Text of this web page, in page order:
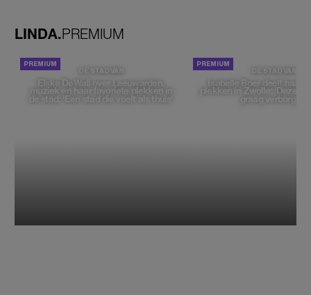
LINDA.PREMIUM
DE STAD VAN
Elske DeWall over Leeuwarden,
muziek en haar favoriete plekken in
de stad: 'Een stad die voelt als thuis'
DE STAD VAN
Isabelle Boer deelt haar
plekken in Zwolle: 'Deze
graag verborgen'